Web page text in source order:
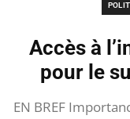
Accès à
pour le
EN BREF